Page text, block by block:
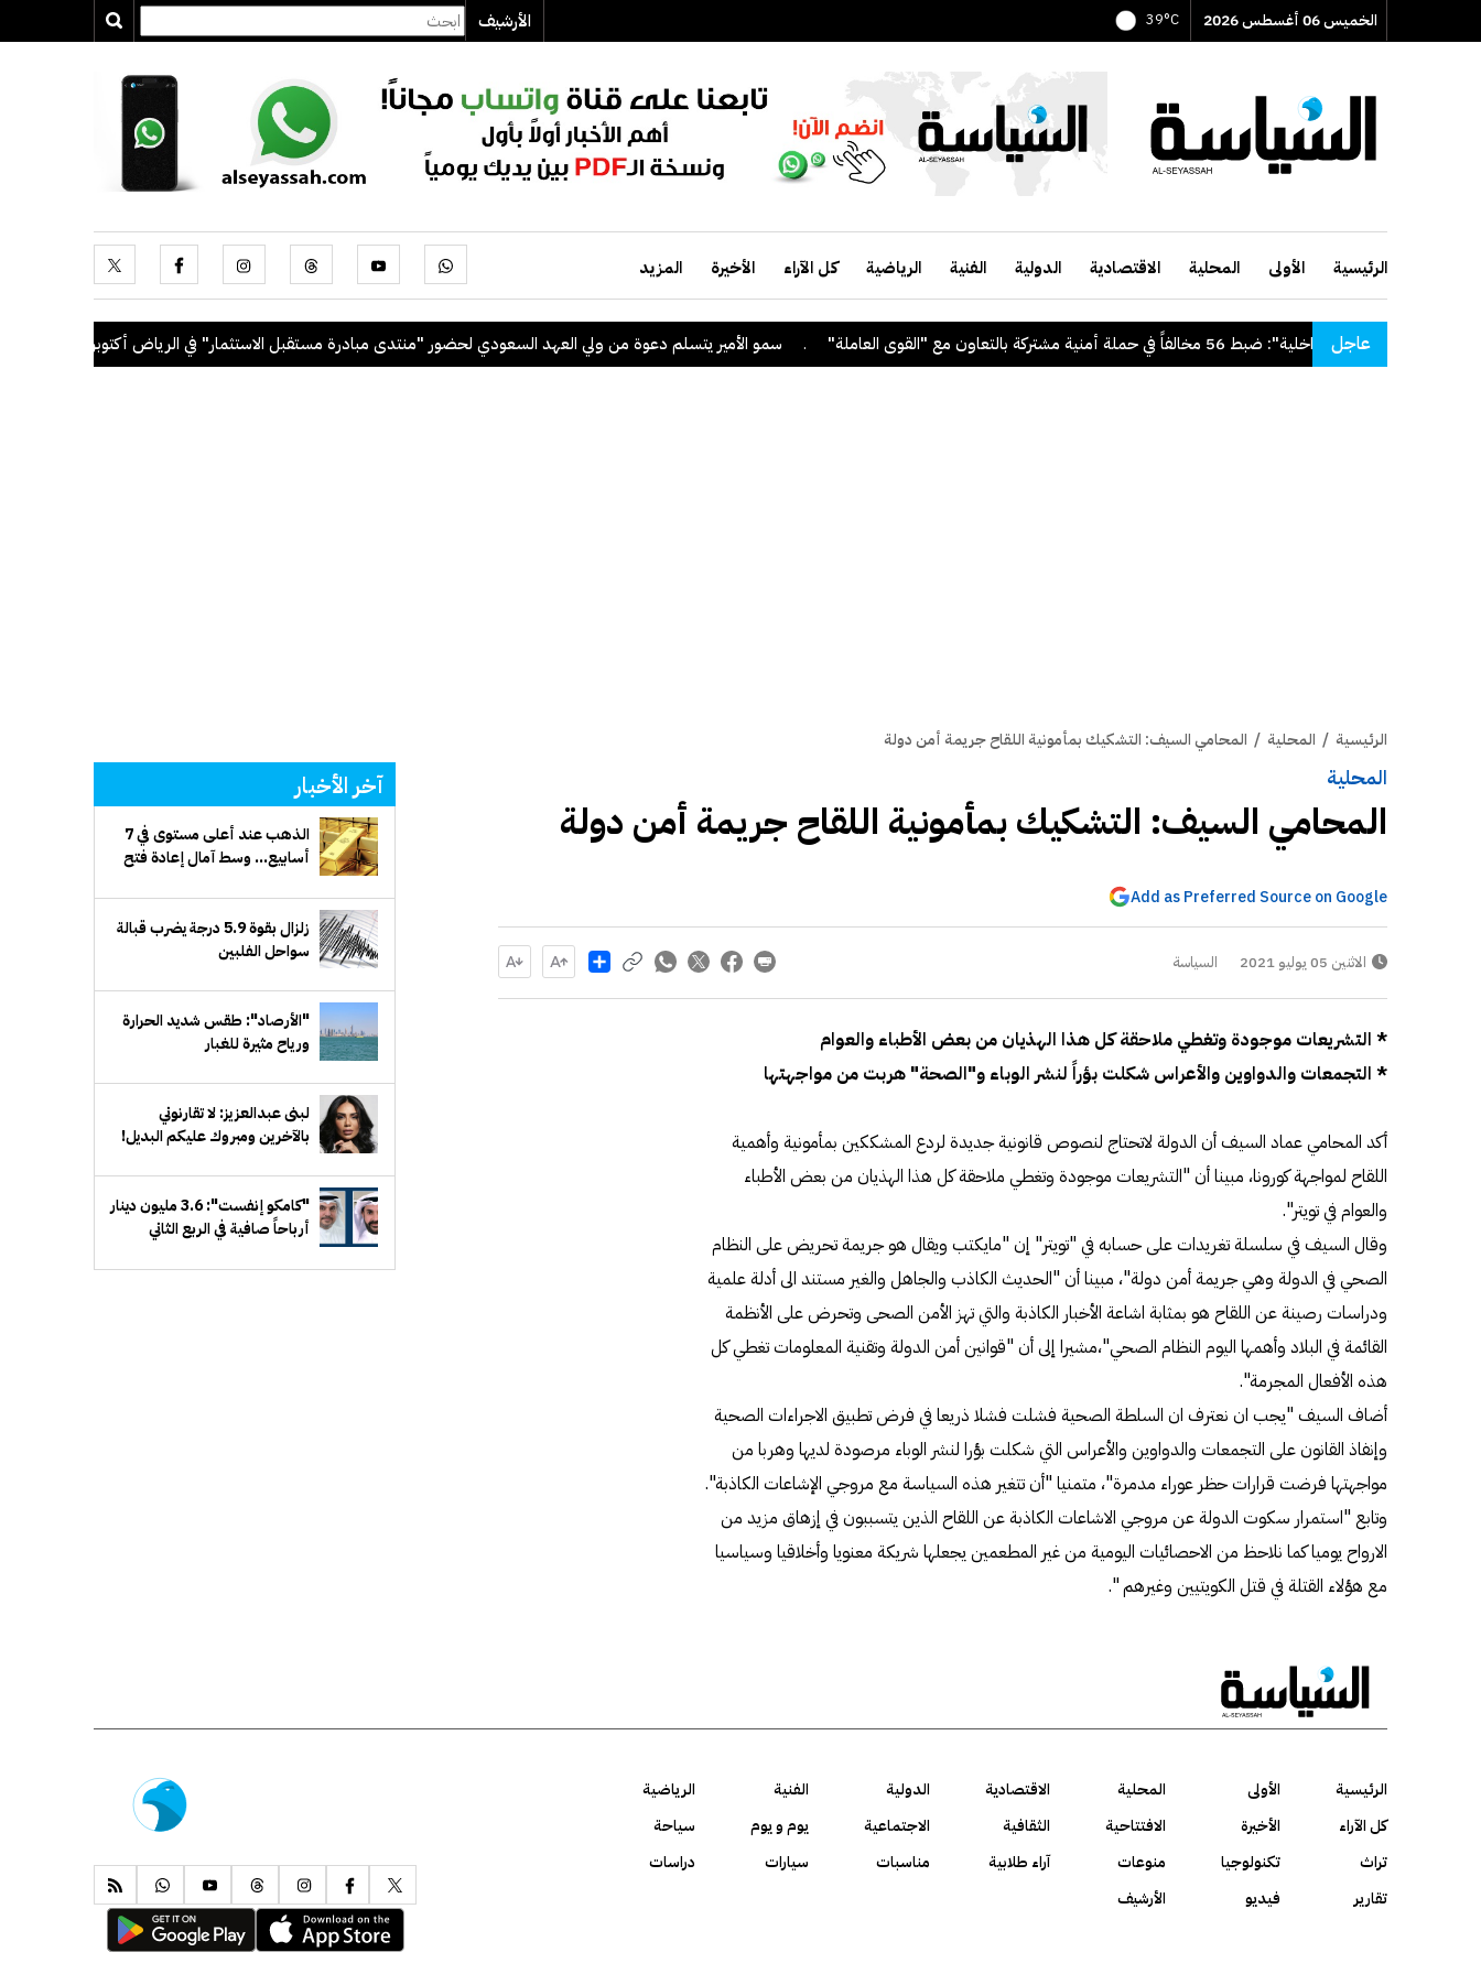
الخميس 06 أغسطس 2026 39°C الأرشيف
الرئيسية الأولى المحلية الاقتصادية الدولية الفنية الرياضية كل الآراء الأخيرة المزيد
عاجل
"الداخلية": ضبط 56 مخالفاً في حملة أمنية مشتركة بالتعاون مع "القوى العاملة" . سمو الأمير يتسلم دعوة من ولي العهد السعودي لحضور "منتدى مبادرة مستقبل الاستثمار" في الرياض أكتوبر المقبل
الرئيسية / المحلية / المحامي السيف: التشكيك بمأمونية اللقاح جريمة أمن دولة
المحلية
المحامي السيف: التشكيك بمأمونية اللقاح جريمة أمن دولة
Add as Preferred Source on Google
الاثنين 05 يوليو 2021 السياسة Share
* التشريعات موجودة وتغطي ملاحقة كل هذا الهذيان من بعض الأطباء والعوام
* التجمعات والدواوين والأعراس شكلت بؤراً لنشر الوباء و"الصحة" هربت من مواجهتها
أكد المحامي عماد السيف أن الدولة لاتحتاج لنصوص قانونية جديدة لردع المشككين بمأمونية وأهمية
اللقاح لمواجهة كورونا، مبينا أن "التشريعات موجودة وتغطي ملاحقة كل هذا الهذيان من بعض الأطباء
والعوام في تويتر".
وقال السيف في سلسلة تغريدات على حسابه في "تويتر" إن "مايكتب ويقال هو جريمة تحريض على النظام
الصحي في الدولة وهي جريمة أمن دولة"، مبينا أن "الحديث الكاذب والجاهل والغير مستند الى أدلة علمية
ودراسات رصينة عن اللقاح هو بمثابة اشاعة الأخبار الكاذبة والتي تهز الأمن الصحى وتحرض على الأنظمة
القائمة في البلاد وأهمها اليوم النظام الصحي"،مشيرا إلى أن "قوانين أمن الدولة وتقنية المعلومات تغطي كل
هذه الأفعال المجرمة".
أضاف السيف "يجب ان نعترف ان السلطة الصحية فشلت فشلا ذريعا في فرض تطبيق الاجراءات الصحية
وإنفاذ القانون على التجمعات والدواوين والأعراس التي شكلت بؤرا لنشر الوباء مرصودة لديها وهربا من
مواجهتها فرضت قرارات حظر عوراء مدمرة"، متمنيا "أن تتغير هذه السياسة مع مروجي الإشاعات الكاذبة".
وتابع "استمرار سكوت الدولة عن مروجي الاشاعات الكاذبة عن اللقاح الذين يتسببون في إزهاق مزيد من
الارواح يوميا كما نلاحظ من الاحصائيات اليومية من غير المطعمين يجعلها شريكة معنويا وأخلاقيا وسياسيا
مع هؤلاء القتلة في قتل الكويتيين وغيرهم ".
آخر الأخبار
الذهب عند أعلى مستوى في 7
أسابيع... وسط آمال إعادة فتح
زلزال بقوة 5.9 درجة يضرب قبالة
سواحل الفلبين
"الأرصاد": طقس شديد الحرارة
ورياح مثيرة للغبار
لبنى عبدالعزيز: لا تقارنوني
بالآخرين ومبروك عليكم البديل!
"كامكو إنفست": 3.6 مليون دينار
أرباحاً صافية في الربع الثاني
الرئيسية الأولى المحلية الاقتصادية الدولية الفنية
الرياضية
كل الآراء
الأخيرة الافتتاحية الثقافية الاجتماعية يوم و يوم
سياحة
تراث
تكنولوجيا منوعات آراء طلابية مناسبات سيارات
دراسات
تقارير
فيديو الأرشيف